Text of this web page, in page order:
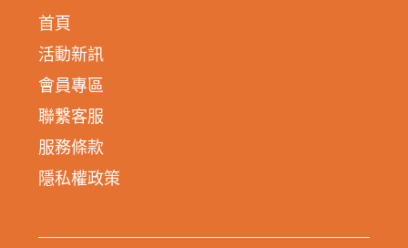
首頁
活動新訊
會員專區
聯繫客服
服務條款
隱私權政策